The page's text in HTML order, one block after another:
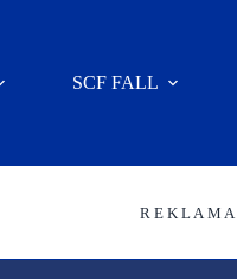
SCF FALL
R E K L A M A